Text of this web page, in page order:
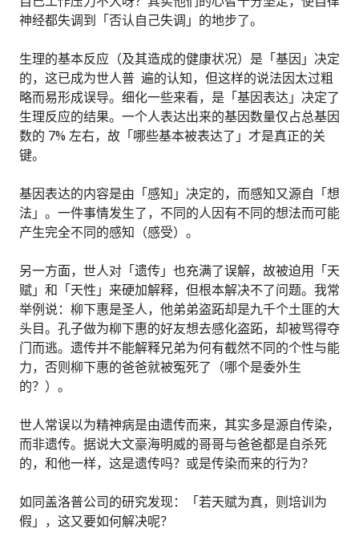
神经都失调到「否认自己失调」的地步了。
生理的基本反应（及其造成的健康状况）是「基因」决定
的，这已成为世人普 遍的认知，但这样的说法因太过粗
略而易形成误导。细化一些来看，是「基因表达」决定了
生理反应的结果。一个人表达出来的基因数量仅占总基因
数的 7% 左右，故「哪些基本被表达了」才是真正的关
键。
基因表达的内容是由「感知」决定的，而感知又源自「想
法」。一件事情发生了，不同的人因有不同的想法而可能
产生完全不同的感知（感受）。
另一方面，世人对「遗传」也充满了误解，故被迫用「天
赋」和「天性」来硬加解释，但根本解决不了问题。我常
举例说：柳下惠是圣人，他弟弟盗跖却是九千个土匪的大
头目。孔子做为柳下惠的好友想去感化盗跖，却被骂得夺
门而逃。遗传并不能解释兄弟为何有截然不同的个性与能
力，否则柳下惠的爸爸就被冤死了（哪个是委外生
的？）。
世人常误以为精神病是由遗传而来，其实多是源自传染，
而非遗传。据说大文豪海明威的哥哥与爸爸都是自杀死
的，和他一样，这是遗传吗？或是传染而来的行为？
如同盖洛普公司的研究发现：「若天赋为真，则培训为
假」，这又要如何解决呢？